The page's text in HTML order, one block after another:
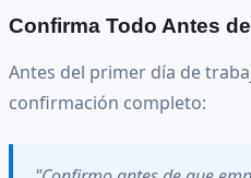
Confirma Todo Antes
Antes del primer día de
confirmación completo: